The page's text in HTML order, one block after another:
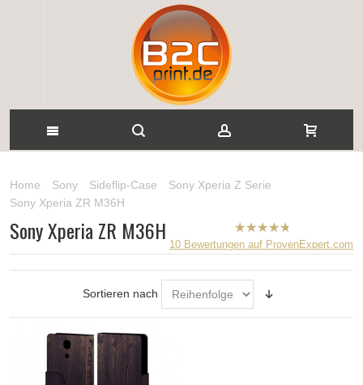
Home Sony Sideflip-Case
Sony Xperia Z Serie
Sony Xperia ZR M36H
B2CPrint
hat5von
5
Sternen |
10 Bewertungen auf ProvenExpert.com
Sony Xperia ZR M36H
Sortieren nach